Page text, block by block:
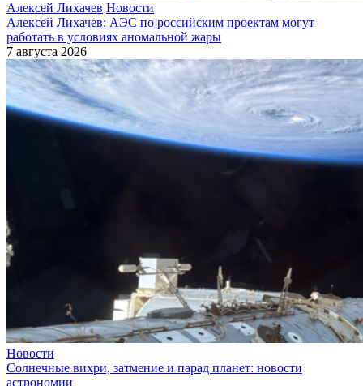
Алексей Лихачев Новости
Алексей Лихачев: АЭС по российским проектам могут
работать в условиях аномальной жары
7 августа 2026
Новости
Солнечные вихри, затмение и парад планет: новости
астрономии